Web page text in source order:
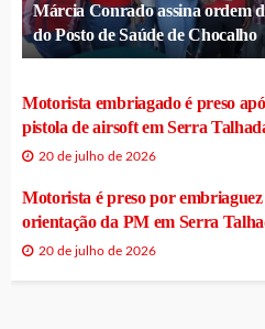
Márcia Conrado assina ordem
do Posto de Saúde de Chocalho
Motorista embriagado é preso
pistola de airsoft em Serra
20 de julho de 2026
Motorista é preso por embriaguez
orientação da PM em Serra
20 de julho de 2026